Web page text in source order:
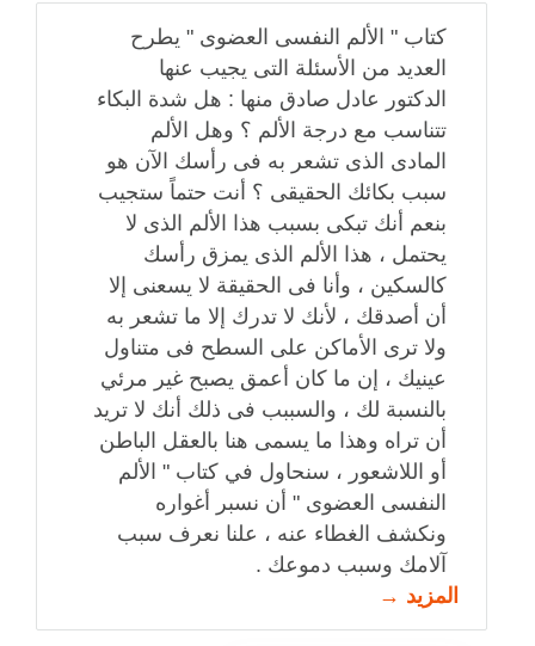
كتاب " الألم النفسى العضوى " يطرح
العديد من الأسئلة التى يجيب عنها
الدكتور عادل صادق منها : هل شدة البكاء
تتناسب مع درجة الألم ؟ وهل الألم
المادى الذى تشعر به فى رأسك الآن هو
سبب بكائك الحقيقى ؟ أنت حتماً ستجيب
بنعم أنك تبكى بسبب هذا الألم الذى لا
يحتمل ، هذا الألم الذى يمزق رأسك
كالسكين ، وأنا فى الحقيقة لا يسعنى إلا
أن أصدقك ، لأنك لا تدرك إلا ما تشعر به
ولا ترى الأماكن على السطح فى متناول
عينيك ، إن ما كان أعمق يصبح غير مرئي
بالنسبة لك ، والسببب فى ذلك أنك لا تريد
أن تراه وهذا ما يسمى هنا بالعقل الباطن
أو اللاشعور ، سنحاول في كتاب " الألم
النفسى العضوى " أن نسبر أغواره
ونكشف الغطاء عنه ، علنا نعرف سبب
آلامك وسبب دموعك .
المزيد →